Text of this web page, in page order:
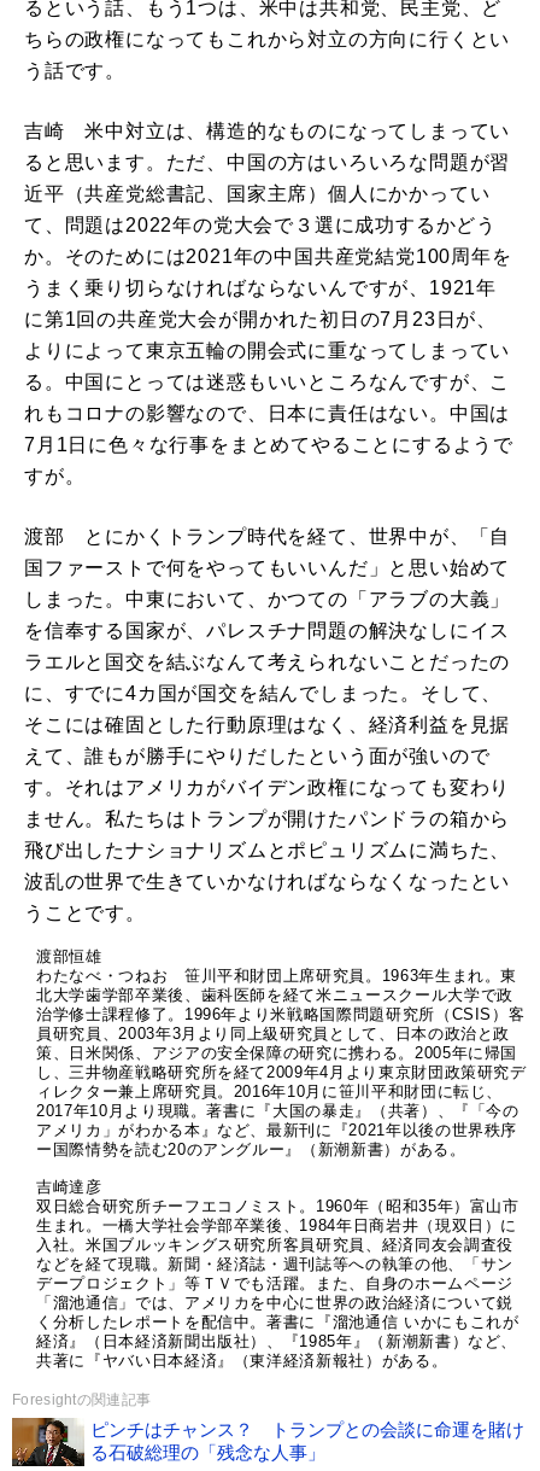
るという話、もう1つは、米中は共和党、民主党、ど
ちらの政権になってもこれから対立の方向に行くとい
う話です。
吉崎 米中対立は、構造的なものになってしまってい
ると思います。ただ、中国の方はいろいろな問題が習
近平（共産党総書記、国家主席）個人にかかってい
て、問題は2022年の党大会で３選に成功するかどう
か。そのためには2021年の中国共産党結党100周年を
うまく乗り切らなければならないんですが、1921年
に第1回の共産党大会が開かれた初日の7月23日が、
よりによって東京五輪の開会式に重なってしまってい
る。中国にとっては迷惑もいいところなんですが、こ
れもコロナの影響なので、日本に責任はない。中国は
7月1日に色々な行事をまとめてやることにするようで
すが。
渡部 とにかくトランプ時代を経て、世界中が、「自
国ファーストで何をやってもいいんだ」と思い始めて
しまった。中東において、かつての「アラブの大義」
を信奉する国家が、パレスチナ問題の解決なしにイス
ラエルと国交を結ぶなんて考えられないことだったの
に、すでに4カ国が国交を結んでしまった。そして、
そこには確固とした行動原理はなく、経済利益を見据
えて、誰もが勝手にやりだしたという面が強いので
す。それはアメリカがバイデン政権になっても変わり
ません。私たちはトランプが開けたパンドラの箱から
飛び出したナショナリズムとポピュリズムに満ちた、
波乱の世界で生きていかなければならなくなったとい
うことです。
渡部恒雄
わたなべ・つねお 笹川平和財団上席研究員。1963年生まれ。東
北大学歯学部卒業後、歯科医師を経て米ニュースクール大学で政
治学修士課程修了。1996年より米戦略国際問題研究所（CSIS）客
員研究員、2003年3月より同上級研究員として、日本の政治と政
策、日米関係、アジアの安全保障の研究に携わる。2005年に帰国
し、三井物産戦略研究所を経て2009年4月より東京財団政策研究デ
ィレクター兼上席研究員。2016年10月に笹川平和財団に転じ、
2017年10月より現職。著書に『大国の暴走』（共著）、『「今の
アメリカ」がわかる本』など、最新刊に『2021年以後の世界秩序
ー国際情勢を読む20のアングルー』（新潮新書）がある。
吉崎達彦
双日総合研究所チーフエコノミスト。1960年（昭和35年）富山市
生まれ。一橋大学社会学部卒業後、1984年日商岩井（現双日）に
入社。米国ブルッキングス研究所客員研究員、経済同友会調査役
などを経て現職。新聞・経済誌・週刊誌等への執筆の他、「サン
デープロジェクト」等ＴＶでも活躍。また、自身のホームページ
「溜池通信」では、アメリカを中心に世界の政治経済について鋭
く分析したレポートを配信中。著書に『溜池通信 いかにもこれが
経済』（日本経済新聞出版社）、『1985年』（新潮新書）など、
共著に『ヤバい日本経済』（東洋経済新報社）がある。
Foresightの関連記事
ピンチはチャンス？ トランプとの会談に命運を賭け
る石破総理の「残念な人事」